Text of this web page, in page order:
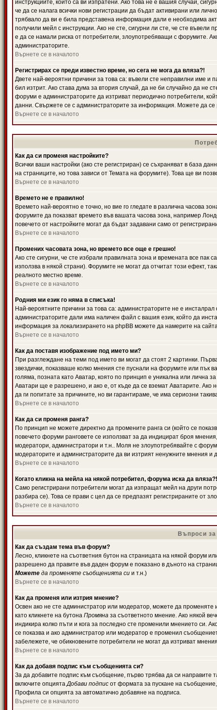
инструкциите, които са ви изпратени. Ако това не е вашия случай,
че да се налага всички нови регистрации да бъдат активирани или
трябвало да ви е била представена информация дали е необходима
получили мейл с инструкции. Ако не сте, сигурни ли сте, че сте
е да се намали риска от потребители, злоупотребяващи с форумите.
администраторите.
Върнете се в началото
Регистрирах се преди известно време, но сега не мога да вляза?!
Двете най-вероятни причини за това са: въвели сте неправилни име и
бил изтрит. Ако става дума за втория случай, да не би случайно да
форуми е администраторите да изтриват периодично потребители,
данни. Свържете се с администраторите за информация. Можете да се
Върнете се в началото
Как да си променя настройките?
Всички ваши настройки (ако сте регистриран) се съхраняват в база
на страниците, но това зависи от Темата на форумите). Това ще ви
Върнете се в началото
Времето не е правилно!
Времето най-вероятно е точно, но вие го гледате в различна часова
форумите да показват времето във вашата часова зона, например
повечето от настройките могат да бъдат задавани само от
Върнете се в началото
Промених часовата зона, но времето все още е грешно!
Ако сте сигурни, че сте избрали правилната зона и времената все
използва в някой страни). Форумите не могат да отчитат този ефект,
реалното местно време.
Върнете се в началото
Родния ми език го няма в списъка!
Най-вероятните причини за това са: администраторите не е
администраторите дали има наличен файл с вашия език, който да
информация за локализирането на phpBB можете да намерите на
Върнете се в началото
Как да поставя изображение под името ми?
При разглеждане на теми под името ви могат да стоят 2 картинки.
звездички, показваше колко мнения сте пуснали на форумите или пък
голяма, позната като Аватар, която по принцип е уникална или лична
Аватари ще е разрешено, и ако е, от къде да се вземат Аватарите.
да ги попитате за причините, но ви гарантираме, че има сериозни
Върнете се в началото
Как да си променя ранга?
По принцип не можете директно да промените ранга си (който се
повечето форуми ранговете се използват за да индицират броя
модератори, администратори и т.н.. Моля не злоупотребявайте с
модераторите и администраторите да ви изтрият ненужните мнения и
Върнете се в началото
Когато кликна на мейла на някой потребител, форума иска да вляза?!
Само регистрирани потребители могат да изпращат мейл на други
разбира се). Това се прави с цел да се предпазят регистрираните от
Върнете се в началото
Въпроси
Как да създам тема във форум?
Лесно, кликнете на съответния бутон на страницата на някой форум
разрешено да правите във даден форум е показано в дъното на
Можете да променяте съобщенията си и т.н.)
Върнете се в началото
Как да променя или изтрия мнение?
Освен ако не сте администратор или модератор, можете да
като кликнете на бутона Промяна за съответното мнение. Ако някой
индикира колко пъти и кога за последно сте променили мнението си.
се показва и ако администратор или модератор е променил
забележете, че обикновените потребители не могат да изтриват
Върнете се в началото
Как да добавя подпис към съобщенията си?
За да добавите подпис към съобщение, първо трябва да си
включите опциятаДобави подпис от формата за пускане на
Профила си опцията за автоматично добавяне на подписа.
Върнете се в началото